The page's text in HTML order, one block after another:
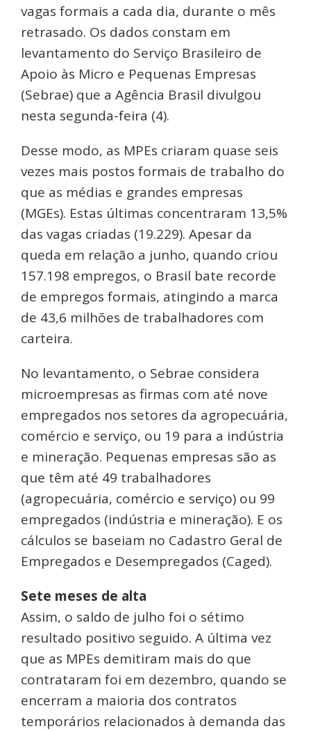
vagas formais a cada dia, durante o mês
retrasado. Os dados constam em
levantamento do Serviço Brasileiro de
Apoio às Micro e Pequenas Empresas
(Sebrae) que a Agência Brasil divulgou
nesta segunda-feira (4).
Desse modo, as MPEs criaram quase seis
vezes mais postos formais de trabalho do
que as médias e grandes empresas
(MGEs). Estas últimas concentraram 13,5%
das vagas criadas (19.229). Apesar da
queda em relação a junho, quando criou
157.198 empregos, o Brasil bate recorde
de empregos formais, atingindo a marca
de 43,6 milhões de trabalhadores com
carteira.
No levantamento, o Sebrae considera
microempresas as firmas com até nove
empregados nos setores da agropecuária,
comércio e serviço, ou 19 para a indústria
e mineração. Pequenas empresas são as
que têm até 49 trabalhadores
(agropecuária, comércio e serviço) ou 99
empregados (indústria e mineração). E os
cálculos se baseiam no Cadastro Geral de
Empregados e Desempregados (Caged).
Sete meses de alta
Assim, o saldo de julho foi o sétimo
resultado positivo seguido. A última vez
que as MPEs demitiram mais do que
contrataram foi em dezembro, quando se
encerram a maioria dos contratos
temporários relacionados à demanda das